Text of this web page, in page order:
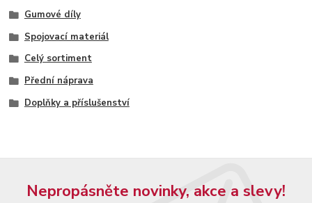
Gumové díly
Spojovací materiál
Celý sortiment
Přední náprava
Doplňky a příslušenství
Nepropásněte novinky, akce a slevy!